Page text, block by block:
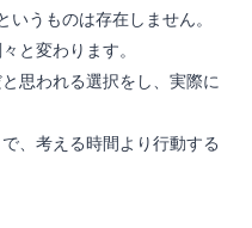
うものは存在しません。
と変わります。
思われる選択をし、実際に
、考える時間より行動する